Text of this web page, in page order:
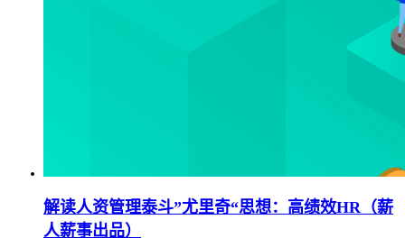
解读人资管理泰斗”尤里奇“思想：高绩效HR（薪
人薪事出品）